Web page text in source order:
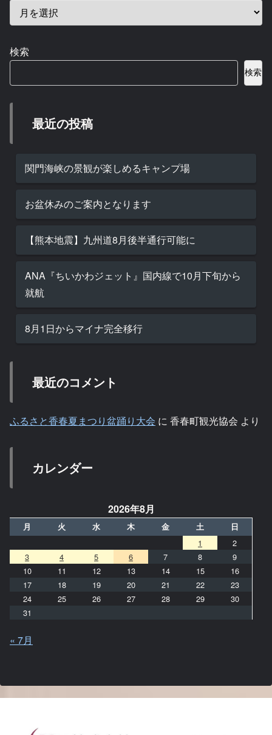
検索
検索
最近の投稿
関門海峡の景観が楽しめるキャンプ場
お盆休みのご案内となります
【熊本地震】九州道8月後半通行可能に
ANA『ちいかわジェット』国内線で10月下旬から
就航
8月1日からマイナ完全移行
最近のコメント
ふるさと香春夏まつり盆踊り大会 に 香春町観光協会 より
カレンダー
2026年8月
月 火 水 木 金 土 日
1
2
3
4 5 6 7 8
9
10
11 12 13 14 15
16
17
18 19 20 21 22
23
24
25 26 27 28 29
30
31
« 7月